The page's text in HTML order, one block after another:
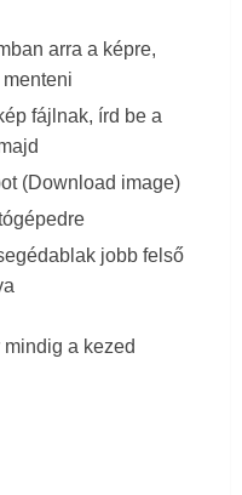
arra a képre,
fájlnak, írd be a
(Download image)
jobb felső
mindig a kezed